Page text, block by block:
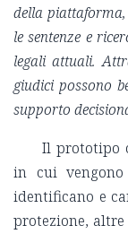
della
le sentenze e
legali attuali.
giudici possono
supporto
Il prototipo
in cui
identificano e
protezione,